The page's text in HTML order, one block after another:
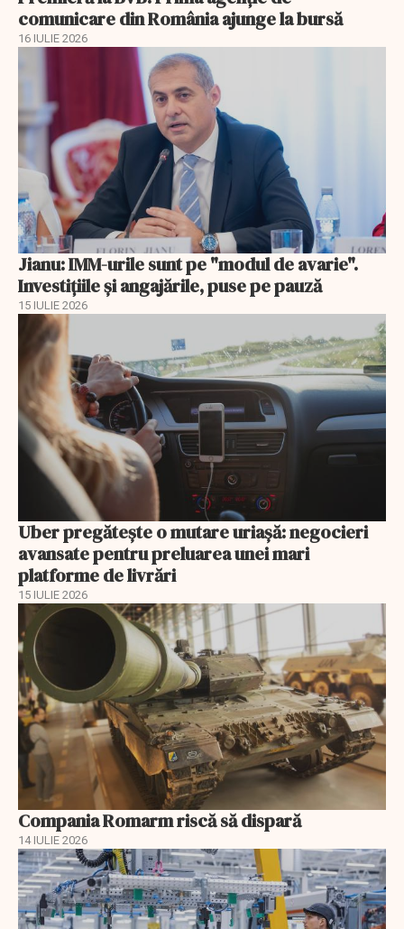
comunicare din România ajunge la bursă
16 IULIE 2026
Jianu: IMM-urile sunt pe "modul de avarie".
Investițiile și angajările, puse pe pauză
15 IULIE 2026
Uber pregătește o mutare uriașă: negocieri
avansate pentru preluarea unei mari
platforme de livrări
15 IULIE 2026
Compania Romarm riscă să dispară
14 IULIE 2026